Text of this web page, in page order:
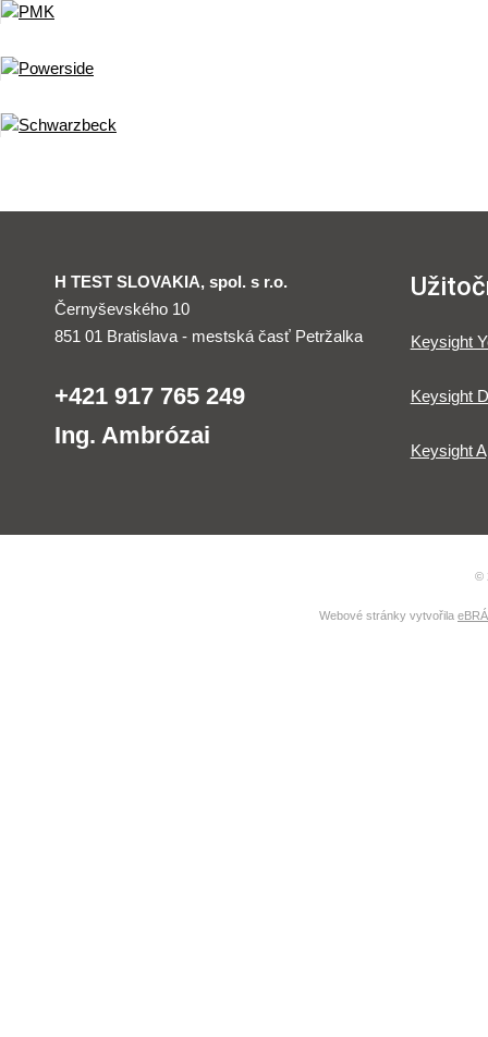
H TEST SLOVAKIA, spol. s r.o.
Černyševského 10
851 01 Bratislava - mestská časť Petržalka
+421 917 765 249
Ing. Ambrózai
Keysight
Keysight
Keysight
©
Webové stránky vytvořila